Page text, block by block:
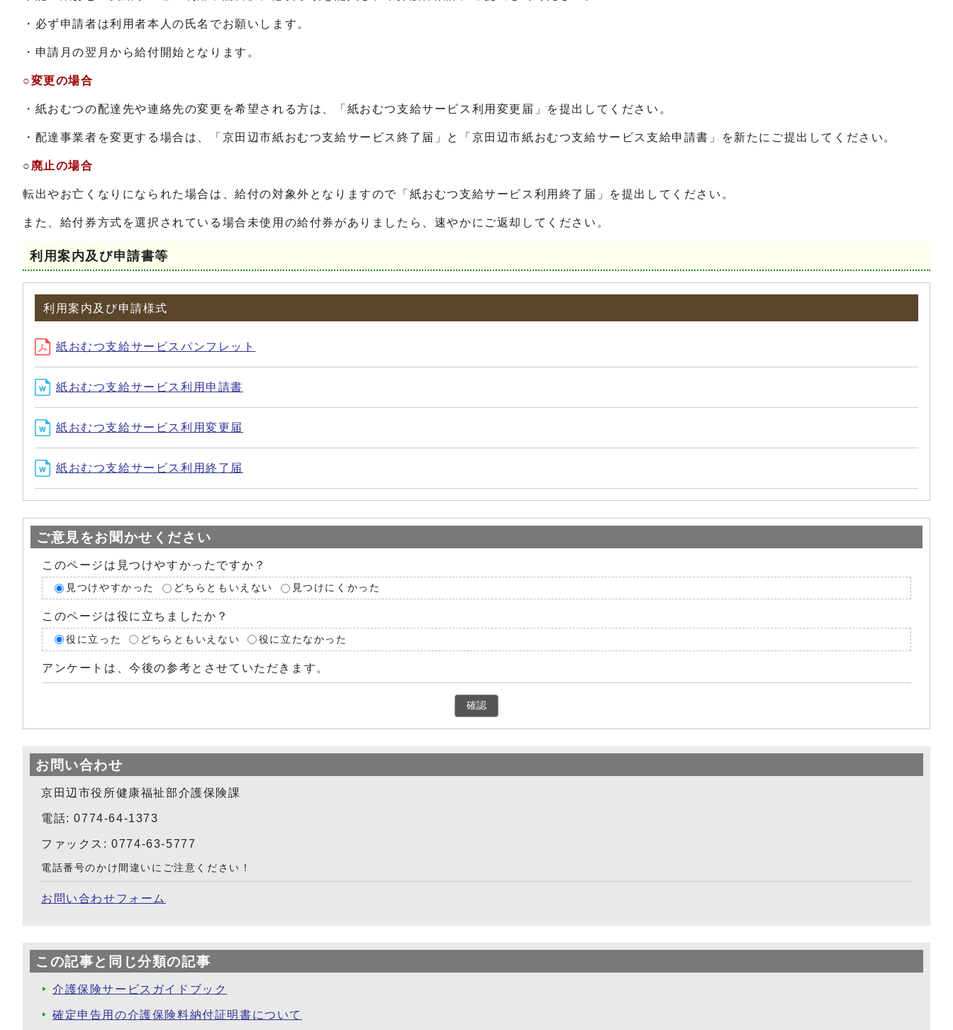
・必ず申請者は利用者本人の氏名でお願いします。
・申請月の翌月から給付開始となります。
○変更の場合
・紙おむつの配達先や連絡先の変更を希望される方は、「紙おむつ支給サービス利用変更届」を提出してください。
・配達事業者を変更する場合は、「京田辺市紙おむつ支給サービス終了届」と「京田辺市紙おむつ支給サービス支給申請書」を新たにご提出してください。
○ 廃止の場合
転出やお亡くなりになられた場合は、給付の対象外となりますので「紙おむつ支給サービス利用終了届」を提出してください。
また、給付券方式を選択されている場合未使用の給付券がありましたら、速やかにご返却してください。
利用案内及び申請書等
利用案内及び申請様式
紙おむつ支給サービスパンフレット
紙おむつ支給サービス利用申請書
紙おむつ支給サービス利用変更届
紙おむつ支給サービス利用終了届
ご意見をお聞かせください
このページは見つけやすかったですか？
見つけやすかった どちらともいえない 見つけにくかった
このページは役に立ちましたか？
役に立った どちらともいえない 役に立たなかった
アンケートは、今後の参考とさせていただきます。
確認
お問い合わせ
京田辺市役所健康福祉部介護保険課
電話: 0774-64-1373
ファックス: 0774-63-5777
電話番号のかけ間違いにご注意ください！
お問い合わせフォーム
この記事と同じ分類の記事
介護保険サービスガイドブック
確定申告用の介護保険料納付証明書について